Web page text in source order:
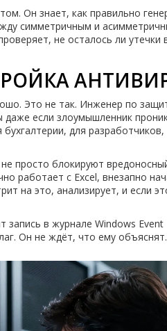
Он знает, как правильно
симметричным и
не осталось ли утечки
Это не так. Инженер по
если злоумышленник
для
просто блокируют
работает с Excel, внезапно
на это, анализирует, и если
запись в журнале Windows
Он не ждёт, что ему